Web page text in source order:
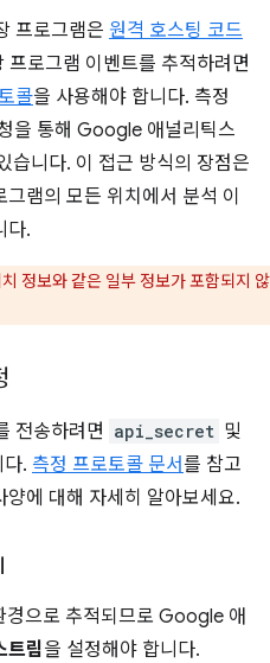
프로그램은 원격 호스팅 코드
프로그램 이벤트를 추적하려면
콜을 사용해야 합니다. 측정
을 통해 Google 애널리틱스
습니다. 이 접근 방식의 장점은
램의 모든 위치에서 분석 이
다.
정보와 같은 일부 정보가 포함되지 않
전송하려면 api_secret 및
. 측정 프로토콜 문서를 참고
에 대해 자세히 알아보세요.
으로 추적되므로 Google 애
트림 을 설정해야 합니다.